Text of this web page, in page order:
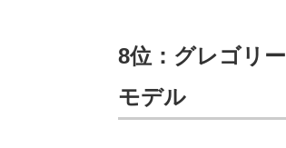
8位：グレゴリ
モデル